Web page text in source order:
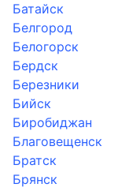
Батайск
Белгород
Белогорск
Бердск
Березники
Бийск
Биробиджан
Благовещенск
Братск
Брянск